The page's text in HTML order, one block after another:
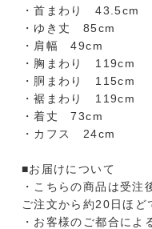
・首まわり 43.5cm
・ゆき丈 85cm
・肩幅 49cm
・胸まわり 119cm
・胴まわり 115cm
・裾まわり 119cm
・着丈 73cm
・カフス 24cm
■お届けについて
・こちらの商品は受注
ご注文から約20日ほど
・お客様のご都合によ